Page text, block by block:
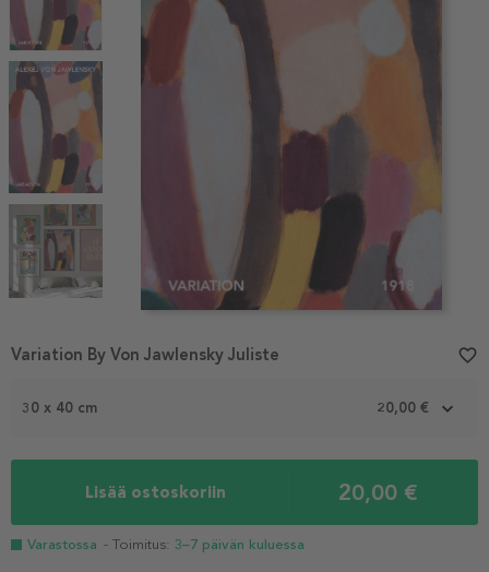
1
30 x 40 cm 20,00 €
Lisää ostoskoriin 20,00 €
Varastossa - Toimitus: 3–7 päivän kuluessa
Variation By Von Jawlensky Juliste favorite_border